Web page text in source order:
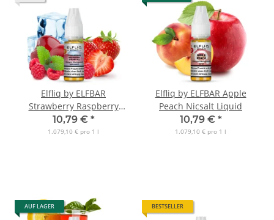
Elfliq by ELFBAR
Strawberry Raspberry
Cherry Ice Nicsalt Liquid
10,79 € *
1.079,10 € pro 1 l
Elfliq by ELFBAR Apple
Peach Nicsalt Liquid
10,79 € *
1.079,10 € pro 1 l
AUF LAGER BESTSELLER